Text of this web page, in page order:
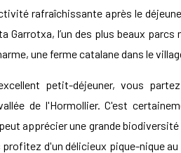
rafraîchissante après le
Garrotxa, l’un des plus beaux
une ferme catalane dans le
petit-déjeuner, vous
de l'Hormollier. C'est
apprécier une grande
d'un délicieux pique-nique